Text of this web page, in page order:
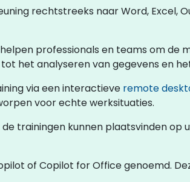
rechtstreeks naar Word, Excel,
professionals en teams om de
het analyseren van gegevens en
via een interactieve remote
voor echte werksituaties.
trainingen kunnen plaatsvinden op
of Copilot for Office genoemd.